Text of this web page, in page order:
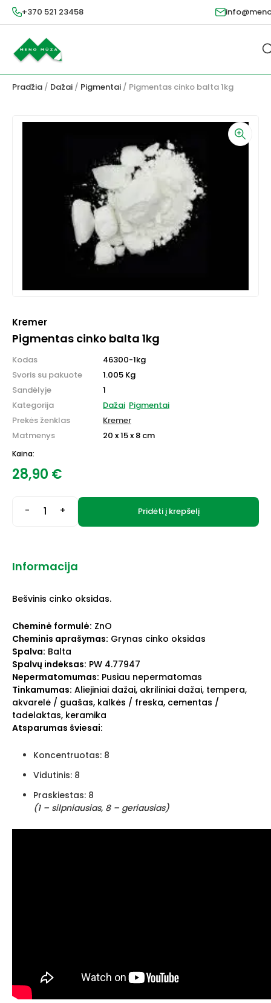
+370 521 23458
Pradžia / Dažai / Pigmentai / Pigmentas cinko balta 1kg
Kremer
Pigmentas cinko balta 1kg
Kodas
Svoris su pakuote
Sandėlyje
Kategorija
Prekės ženklas
Matmenys
46300-1kg
1.005 Kg
1
Dažai Pigmentai
Kremer
20 x 15 x 8 cm
Kaina:
28,90 €
- + Pridėti į krepšelį
Informacija
Bešvinis cinko oksidas.
Cheminė formulė: ZnO
Cheminis aprašymas: Grynas cinko oksidas
Spalva: Balta
Spalvų indeksas: PW 4.77947
Nepermatomumas: Pusiau nepermatomas
Tinkamumas: Aliejiniai dažai, akriliniai dažai, tempera,
akvarelė / guašas, kalkės / freska, cementas /
tadelaktas, keramika
Atsparumas šviesai:
Koncentruotas: 8
Vidutinis: 8
Praskiestas: 8
(1 – silpniausias, 8 – geriausias)